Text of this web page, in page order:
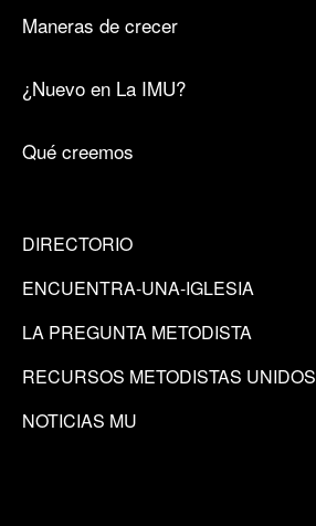
Maneras de crecer
¿Nuevo en La IMU?
Qué creemos
DIRECTORIO
ENCUENTRA-UNA-IGLESIA
LA PREGUNTA METODISTA
RECURSOS METODISTAS UNIDOS
NOTICIAS MU